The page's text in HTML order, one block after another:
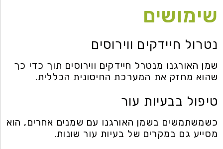
שימושים
נטרול חיידקים ווירוסים
שמן האורגנו מנטרל חיידקים ווירוסים תוך כדי כך
שהוא מחזק את המערכת החיסונית הכללית.
טיפול בבעיות עור
כשמשתמשים בשמן האורגנו עם שמנים אחרים, הוא
מסייע גם במקרים של בעיות עור שונות.